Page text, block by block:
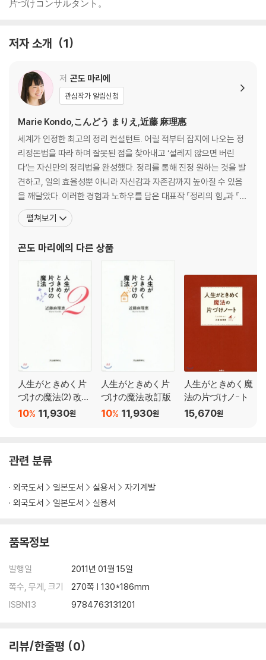
片づけコンサルタント。
저자 소개 1
저 곤도 마리에
관심작가 알림신청
Marie Kondo,こんどう まりえ,近藤 麻理惠
세계가 인정한 최고의 정리 컨설턴트. 어릴 적부터 잡지에 나오는 정
리정돈법을 따라 하며 잘못된 점을 찾아내고 ‘설레지 않으면 버린
다’는 자신만의 정리법을 완성했다. 정리를 통해 진정 원하는 것을 발
견하고, 일의 효율성뿐 아니라 자신감과 자존감까지 높아질 수 있음
을 깨달았다. 이러한 경험과 노하우를 담은 대표작 『정리의 힘』과 『정
리의 기술』은 일본과 한국뿐만 아니라 미국과 유럽에서도 단숨에 종
합 베스트 1위에 오르며 전 세계에 ‘곤도 마리에’ 열풍을 일으켰다. 그
사전에 등재되었으며, 넷플릭스에서는
펼쳐보기
곤도 마리에의 다른 상품
人生がときめく片
づけの魔法(2) 改訂
版
11,930원
10%
人生がときめく片
づけの魔法 改訂版
11,930원
10%
人生がときめく魔
法の片づけノ-ト
15,670원
관련 분류
외국도서 일본도서 실용서
자기계발
외국도서
일본도서 실용서
품목정보
발행일
2011년 01월 15일
쪽수, 무게, 크기
270쪽 | 130*186mm
ISBN13
9784763131201
리뷰/한줄평 0